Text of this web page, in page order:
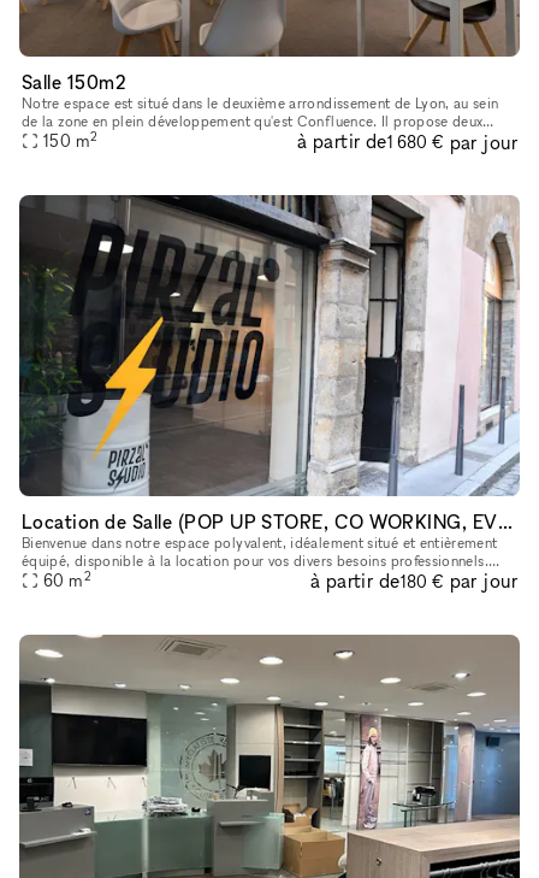
Salle 150m2
Notre espace est situé dans le deuxième arrondissement de Lyon, au sein
de la zone en plein développement qu'est Confluence. Il propose deux
services différents installés au coeur d'un bâtiment éco-
150 m2 à partir de1 680 € par jour
Location de Salle (POP UP STORE, CO WORKING, EVENTS...)
Bienvenue dans notre espace polyvalent, idéalement situé et entièrement
équipé, disponible à la location pour vos divers besoins professionnels.
Que vous souhaitiez organiser un événement, ouvrir un
60 m2 à partir de180 € par jour